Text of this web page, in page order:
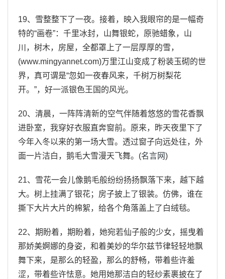
19、雪整整下了一夜。接着，映入我眼帘的是一幅奇
特的“画卷”：千里冰封，山舞银蛇，原驰蜡象，山
川，树木，房屋，全都罩上了一层厚厚的雪，
(www.mingyannet.com)万里江山变成了粉装玉砌的世
界，真可谓是“忽如一夜春风来，千树万树梨花
开。”，好一派银色王国的风光。
20、清晨，一阵阵清新的空气伴随着悠悠的雪花香飘
进卧室，我穿好衣服直奔窗前。原来，昨天夜里下了
今年入冬以来的第一场大雪。透过窗子向远处往，外
面一片洁白，鹅毛大雪漫天飞舞。(名言网)
21、雪花一会儿像鹅毛般纷纷扬扬飘落下来，越下越
大。树上挂满了银花；房子披上了银装。仿佛，谁在
撕下大片大片的棉絮，给各个角落盖上了白绒毯。
22、期盼着，期盼着，她宛若仙子般的少女，摇曳着
那娇美婀娜的身姿，和着美妙的华尔兹节律轻轻地飘
舞下来，是那么的轻盈，那么的舒畅，带着些许羞
涩，带着些许怯意。她用她那洁白的轻纱素裹披在了